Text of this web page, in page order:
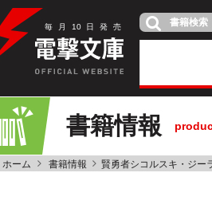
毎 月 10 日 発 売
書籍情報
ホーム 書籍情報 賢勇者シコルスキ・ジー